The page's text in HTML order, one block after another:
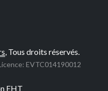
, Tous droits réservés.
EVTC014190012
EHT